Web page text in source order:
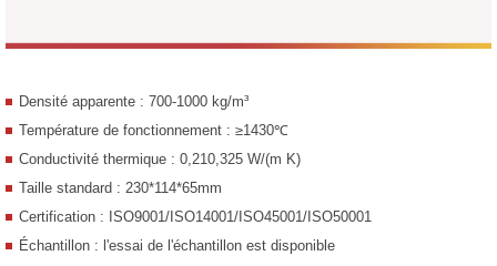
Densité apparente : 700-1000 kg/m³
Température de fonctionnement : ≥1430℃
Conductivité thermique : 0,210,325 W/(m K)
Taille standard : 230*114*65mm
Certification : ISO9001/ISO14001/ISO45001/ISO50001
Échantillon : l'essai de l'échantillon est disponible